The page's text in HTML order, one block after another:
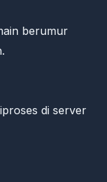
berumur
di server